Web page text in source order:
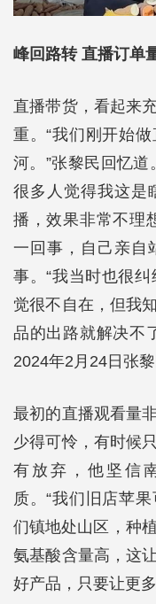
峰回路转 直播订单
直播带货，看起来
重。“我们刚开始
河。”张黎民回忆道
很多人觉得我这是
播，效果非常不理
一回事，自己亲自
事。“我当时也很
觉很不自在，但我
品的出路就解决不
2024年2月24日张
最初的直播观看量
少得可怜，有时候
有放弃，他坚信
质。“我们旧店苹
们镇地处山区，种
氨基酸含量高，这
好产品，只要让更